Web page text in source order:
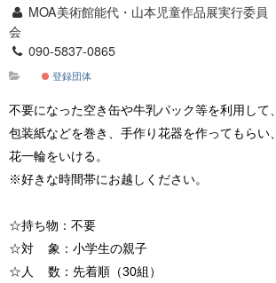
MOA美術館能代・山本児童作品展実行委員
会
090-5837-0865
登録団体
不要になった空き缶や牛乳パック等を利用して、
包装紙などを巻き、手作り花器を作ってもらい、
花一輪をいける。
※好きな時間帯にお越しください。
☆持ち物：不要
☆対 象：小学生の親子
☆人 数：先着順（30組）